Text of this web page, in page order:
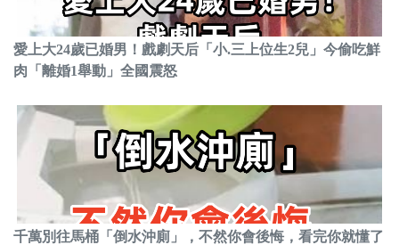
愛上大24歲已婚男！戲劇天后「小.三上位生2兒」今偷吃鮮
肉「離婚1舉動」全國震怒
千萬別往馬桶「倒水沖廁」，不然你會後悔，看完你就懂了